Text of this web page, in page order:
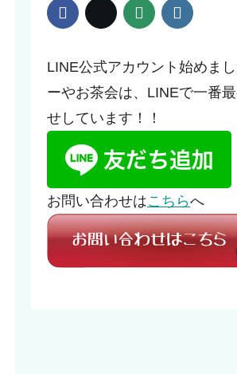
LINE公式アカウント始めま
ーやお茶会は、LINEで一番
せしています！！
お問い合わせはこちらへ